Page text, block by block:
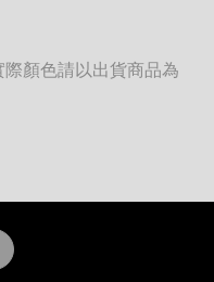
顏色請以出貨商品為